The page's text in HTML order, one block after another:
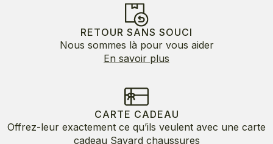
RETOUR SANS SOUCI
Nous sommes là pour vous aider
En savoir plus
CARTE CADEAU
Offrez-leur exactement ce qu’ils veulent avec une carte
cadeau Savard chaussures